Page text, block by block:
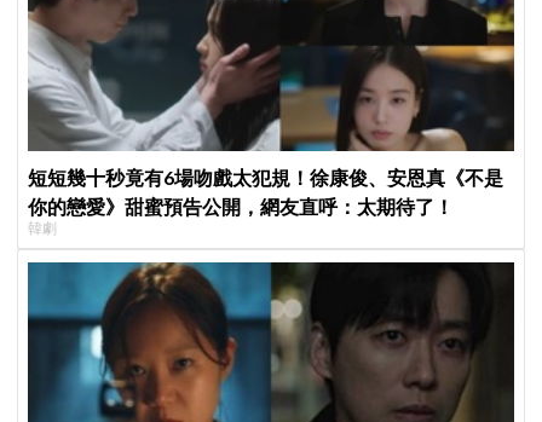
短短幾十秒竟有6場吻戲太犯規！徐康俊、安恩真《不是
你的戀愛》甜蜜預告公開，網友直呼：太期待了！
韓劇